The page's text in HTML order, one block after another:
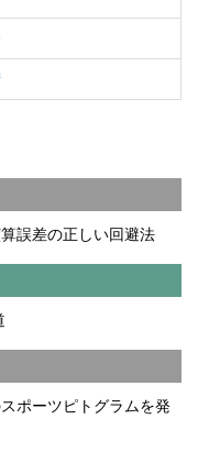
誤差の正しい回避法
ポーツピトグラムを発